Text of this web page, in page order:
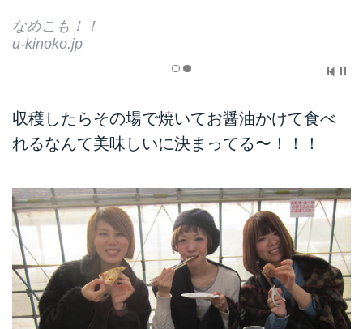
なめこも！！
u-kinoko.jp
収穫したらその場で焼いてお醤油かけて食べ
れるなんて美味しいに決まってる〜！！！